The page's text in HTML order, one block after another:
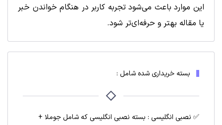
این موارد باعث می‌شود تجربه کاربر در هنگام خواندن خبر
یا مقاله بهتر و حرفه‌ای‌تر شود.
بسته خریداری شده شامل :
✅ نصبی انگلیسی : بسته نصبی انگلیسی که شامل جوملا +